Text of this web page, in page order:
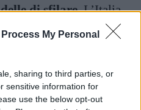
My Personal
sharing to third parties, or
sensitive information for
use the below opt-out
di sfilare. L’Italia,
quanto stabilito,
dal
Oliviero Toscani
shock facendo